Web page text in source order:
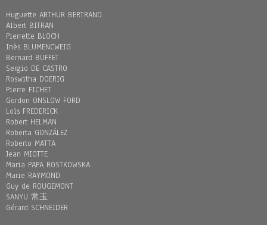
Huguette ARTHUR BERTRAND
Albert BITRAN
Pierrette BLOCH
Inès BLUMENCWEIG
Bernard BUFFET
Sergio DE CASTRO
Roswitha DOERIG
Pierre FICHET
Gordon ONSLOW FORD
Loïs FREDERICK
Robert HELMAN
Roberta GONZÁLEZ
Roberto MATTA
Jean MIOTTE
Maria PAPA ROSTKOWSKA
Marie RAYMOND
Guy de ROUGEMONT
SANYU 常玉
Gérard SCHNEIDER